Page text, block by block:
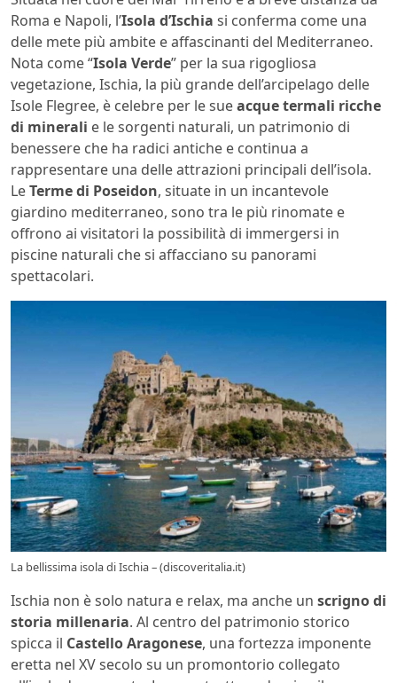
Roma e Napoli, l’Isola d’Ischia si conferma come una
delle mete più ambite e affascinanti del Mediterraneo.
Nota come “Isola Verde” per la sua rigogliosa
vegetazione, Ischia, la più grande dell’arcipelago delle
Isole Flegree, è celebre per le sueacque termali ricche
di minerali e le sorgenti naturali, un patrimonio di
benessere che ha radici antiche e continua a
rappresentare una delle attrazioni principali dell’isola.
LeTerme di Poseidon, situate in un incantevole
giardino mediterraneo, sono tra le più rinomate e
offrono ai visitatori la possibilità di immergersi in
piscine naturali che si affacciano su panorami
spettacolari.
La bellissima isola di Ischia – (discoveritalia.it)
Ischia non è solo natura e relax, ma anche un scrigno di
storia millenaria. Al centro del patrimonio storico
spicca il Castello Aragonese, una fortezza imponente
eretta nel XV secolo su un promontorio collegato